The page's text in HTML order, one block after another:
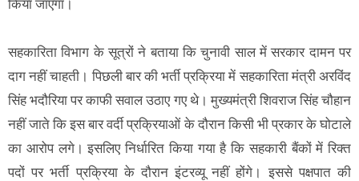
किया जाएगा।
सहकारिता विभाग के सूत्रों ने बताया कि चुनावी साल में सरकार दामन पर
दाग नहीं चाहती। पिछली बार की भर्ती प्रक्रिया में सहकारिता मंत्री अरविंद
सिंह भदौरिया पर काफी सवाल उठाए गए थे। मुख्यमंत्री शिवराज सिंह चौहान
नहीं जाते कि इस बार वर्दी प्रक्रियाओं के दौरान किसी भी प्रकार के घोटाले
का आरोप लगे। इसलिए निर्धारित किया गया है कि सहकारी बैंकों में रिक्त
पदों पर भर्ती प्रक्रिया के दौरान इंटरव्यू नहीं होंगे। इससे पक्षपात की